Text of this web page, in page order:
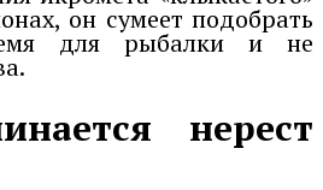
он сумеет подобрать
для рыбалки и не
нерест